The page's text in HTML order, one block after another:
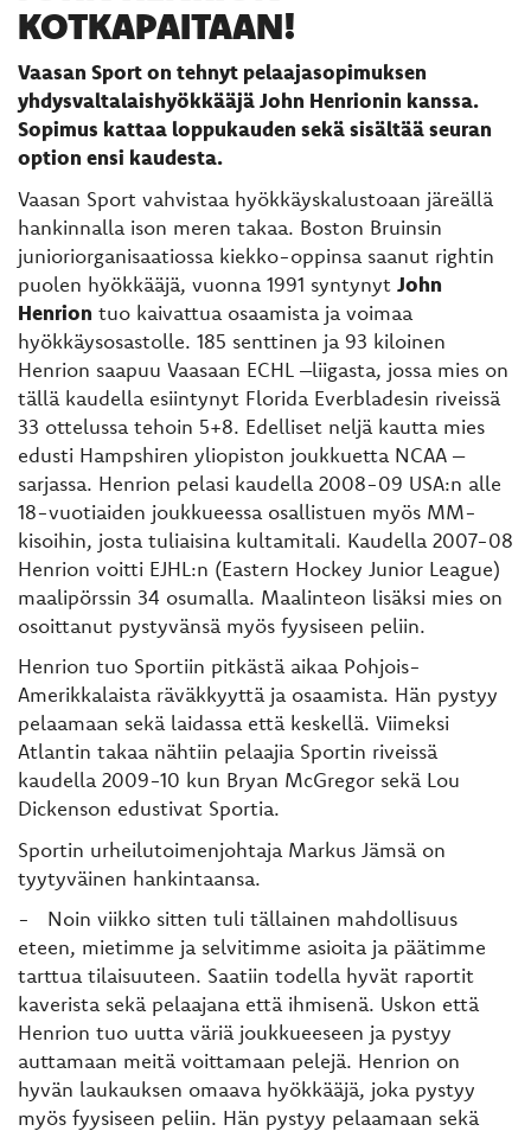
KOTKAPAITAAN!
Vaasan Sport on tehnyt pelaajasopimuksen
yhdysvaltalaishyökkääjä John Henrionin kanssa.
Sopimus kattaa loppukauden sekä sisältää seuran
option ensi kaudesta.
Vaasan Sport vahvistaa hyökkäyskalustoaan järeällä
hankinnalla ison meren takaa. Boston Bruinsin
junioriorganisaatiossa kiekko-oppinsa saanut rightin
puolen hyökkääjä, vuonna 1991 syntynyt John
Henrion tuo kaivattua osaamista ja voimaa
hyökkäysosastolle. 185 senttinen ja 93 kiloinen
Henrion saapuu Vaasaan ECHL –liigasta, jossa mies on
tällä kaudella esiintynyt Florida Everbladesin riveissä
33 ottelussa tehoin 5+8. Edelliset neljä kautta mies
edusti Hampshiren yliopiston joukkuetta NCAA –
sarjassa. Henrion pelasi kaudella 2008-09 USA:n alle
18-vuotiaiden joukkueessa osallistuen myös MM-
kisoihin, josta tuliaisina kultamitali. Kaudella 2007-08
Henrion voitti EJHL:n (Eastern Hockey Junior League)
maalipörssin 34 osumalla. Maalinteon lisäksi mies on
osoittanut pystyvänsä myös fyysiseen peliin.
Henrion tuo Sportiin pitkästä aikaa Pohjois-
Amerikkalaista räväkkyyttä ja osaamista. Hän pystyy
pelaamaan sekä laidassa että keskellä. Viimeksi
Atlantin takaa nähtiin pelaajia Sportin riveissä
kaudella 2009-10 kun Bryan McGregor sekä Lou
Dickenson edustivat Sportia.
Sportin urheilutoimenjohtaja Markus Jämsä on
tyytyväinen hankintaansa.
- Noin viikko sitten tuli tällainen mahdollisuus
eteen, mietimme ja selvitimme asioita ja päätimme
tarttua tilaisuuteen. Saatiin todella hyvät raportit
kaverista sekä pelaajana että ihmisenä. Uskon että
Henrion tuo uutta väriä joukkueeseen ja pystyy
auttamaan meitä voittamaan pelejä. Henrion on
hyvän laukauksen omaava hyökkääjä, joka pystyy
myös fyysiseen peliin. Hän pystyy pelaamaan sekä